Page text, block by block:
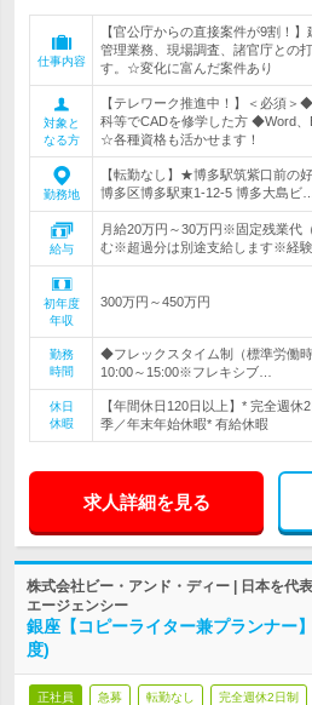
仕事内容
【官公庁からの直接案件が9割！
管理業務、現場調査、諸官庁との
す。☆変化に富んだ案件あり
対象と
なる方
【テレワーク推進中！】＜必須
科等でCADを修学した方 ◆Word
☆各種資格も活かせます！
勤務地
【転勤なし】★博多駅筑紫口前の
博多区博多駅東1-12-5 博多大島ビ…
給与
月給20万円～30万円※固定残業代
む※超過分は別途支給します※経
初年度
年収
300万円～450万円
勤務
時間
◆フレックスタイム制（標準労働
10:00～15:00※フレキシブ…
休日
休暇
【年間休日120日以上】* 完全週
季／年末年始休暇* 有給休暇
求人詳細を見る
株式会社ビー・アンド・ディー | 日本を代
エージェンシー
銀座【コピーライター兼プランナー
度)
正社員 急募 転勤なし 完全週休2日制